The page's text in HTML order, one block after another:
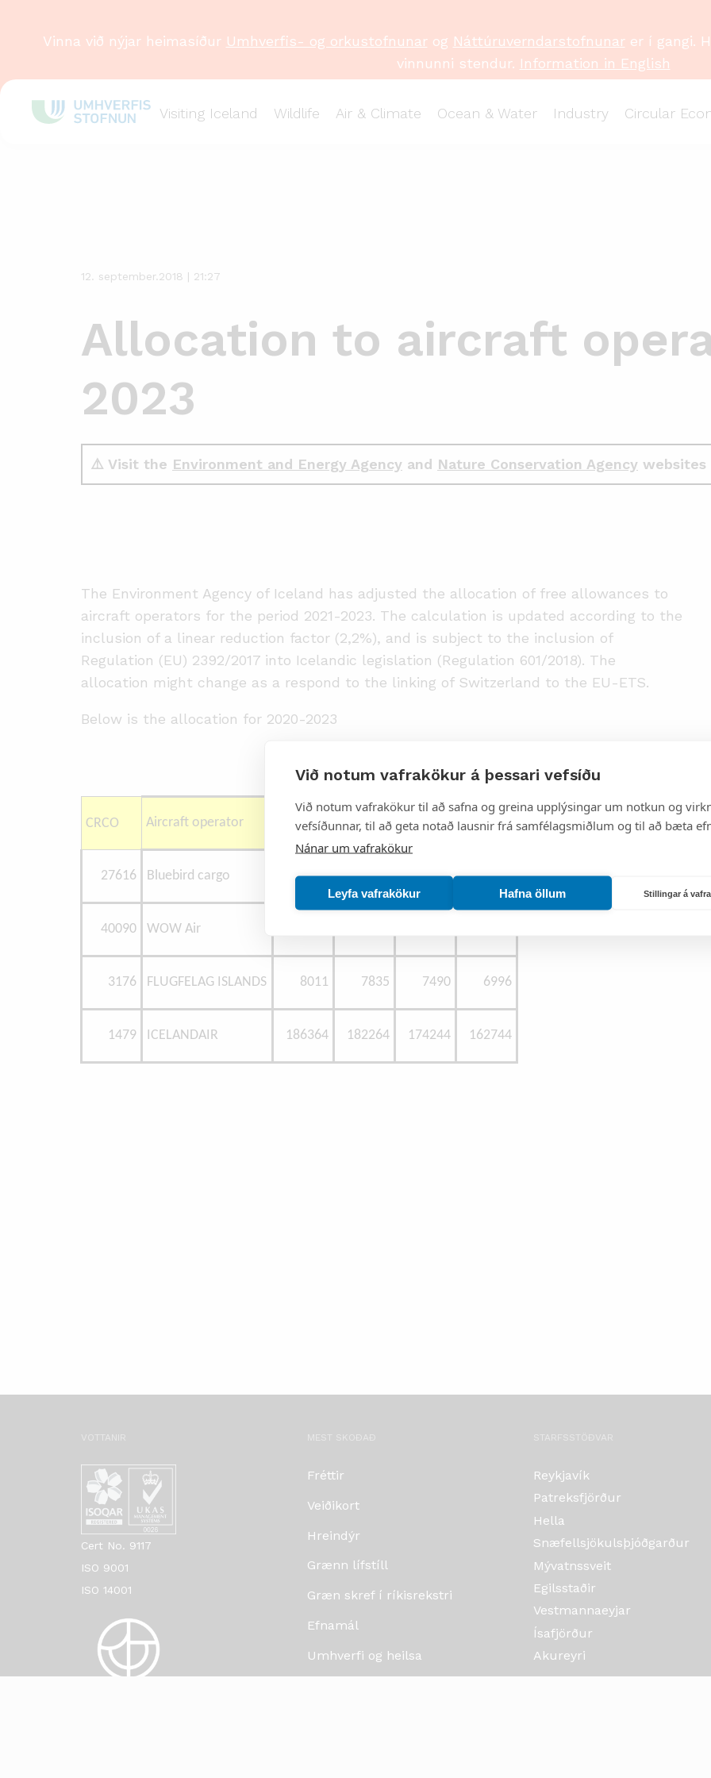
Við notum vafrakökur á þessari vefsíðu
Við notum vafrakökur til að safna og greina upplýsingar um notkun og
vefsíðunnar, til að geta notað lausnir frá samfélagsmiðlum og til að bæta
Nánar um vafrakökur
Leyfa vafrakökur Hafna öllum Stillingar á
Visiting Iceland Wildlife Air & Climate Ocean & Water Industry Circular
Vinna við nýjar heimasíður Umhverfis- og orkustofnunarog Náttúruverndarstofnunarer í gangi.
vinnunni stendur. Information in English
12. september.2018 | 21:27
Allocation to aircraft
2023
⚠️ Visit the Environment and Energy Agency and Nature Conservation Agency websites
The Environment Agency of Iceland has adjusted the allocation of free allowances to
aircraft operators for the period 2021-2023. The calculation is updated according to the
inclusion of a linear reduction factor (2,2%), and is subject to the inclusion of
Regulation (EU) 2392/2017 into Icelandic legislation (Regulation 601/2018). The
allocation might change as a respond to the linking of Switzerland to the EU-ETS.
Below is the allocation for 2020-2023
Number of allowances
CRCO Aircraft operator 2020 2021 2022 2023
27616 Bluebird cargo 14058 6874 6572 6138
40090 WOW Air
3176 FLUGFELAG ISLANDS 8011 7835 7490 6996
1479 ICELANDAIR 186364 182264 174244 162744
VOTTANIR
Cert No. 9117
ISO 9001
ISO 14001
MEST SKOÐAÐ
Fréttir
Veiðikort
Hreindýr
Grænn lífstíll
Græn skref í ríkisrekstri
Efnamál
Umhverfi og heilsa
STARFSSTÖÐVAR
Reykjavík
Patreksfjörður
Hella
Snæfellsjökulsþjóðgarður
Mývatnssveit
Egilsstaðir
Vestmannaeyjar
Ísafjörður
Akureyri